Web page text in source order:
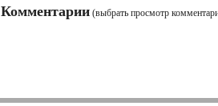
Комментарии (выбрать просмотр